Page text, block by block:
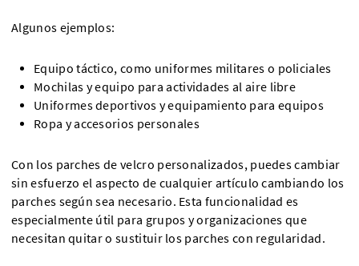
Algunos ejemplos:
Equipo táctico, como uniformes militares o policiales
Mochilas y equipo para actividades al aire libre
Uniformes deportivos y equipamiento para equipos
Ropa y accesorios personales
Con los parches de velcro personalizados, puedes cambiar
sin esfuerzo el aspecto de cualquier artículo cambiando los
parches según sea necesario. Esta funcionalidad es
especialmente útil para grupos y organizaciones que
necesitan quitar o sustituir los parches con regularidad.